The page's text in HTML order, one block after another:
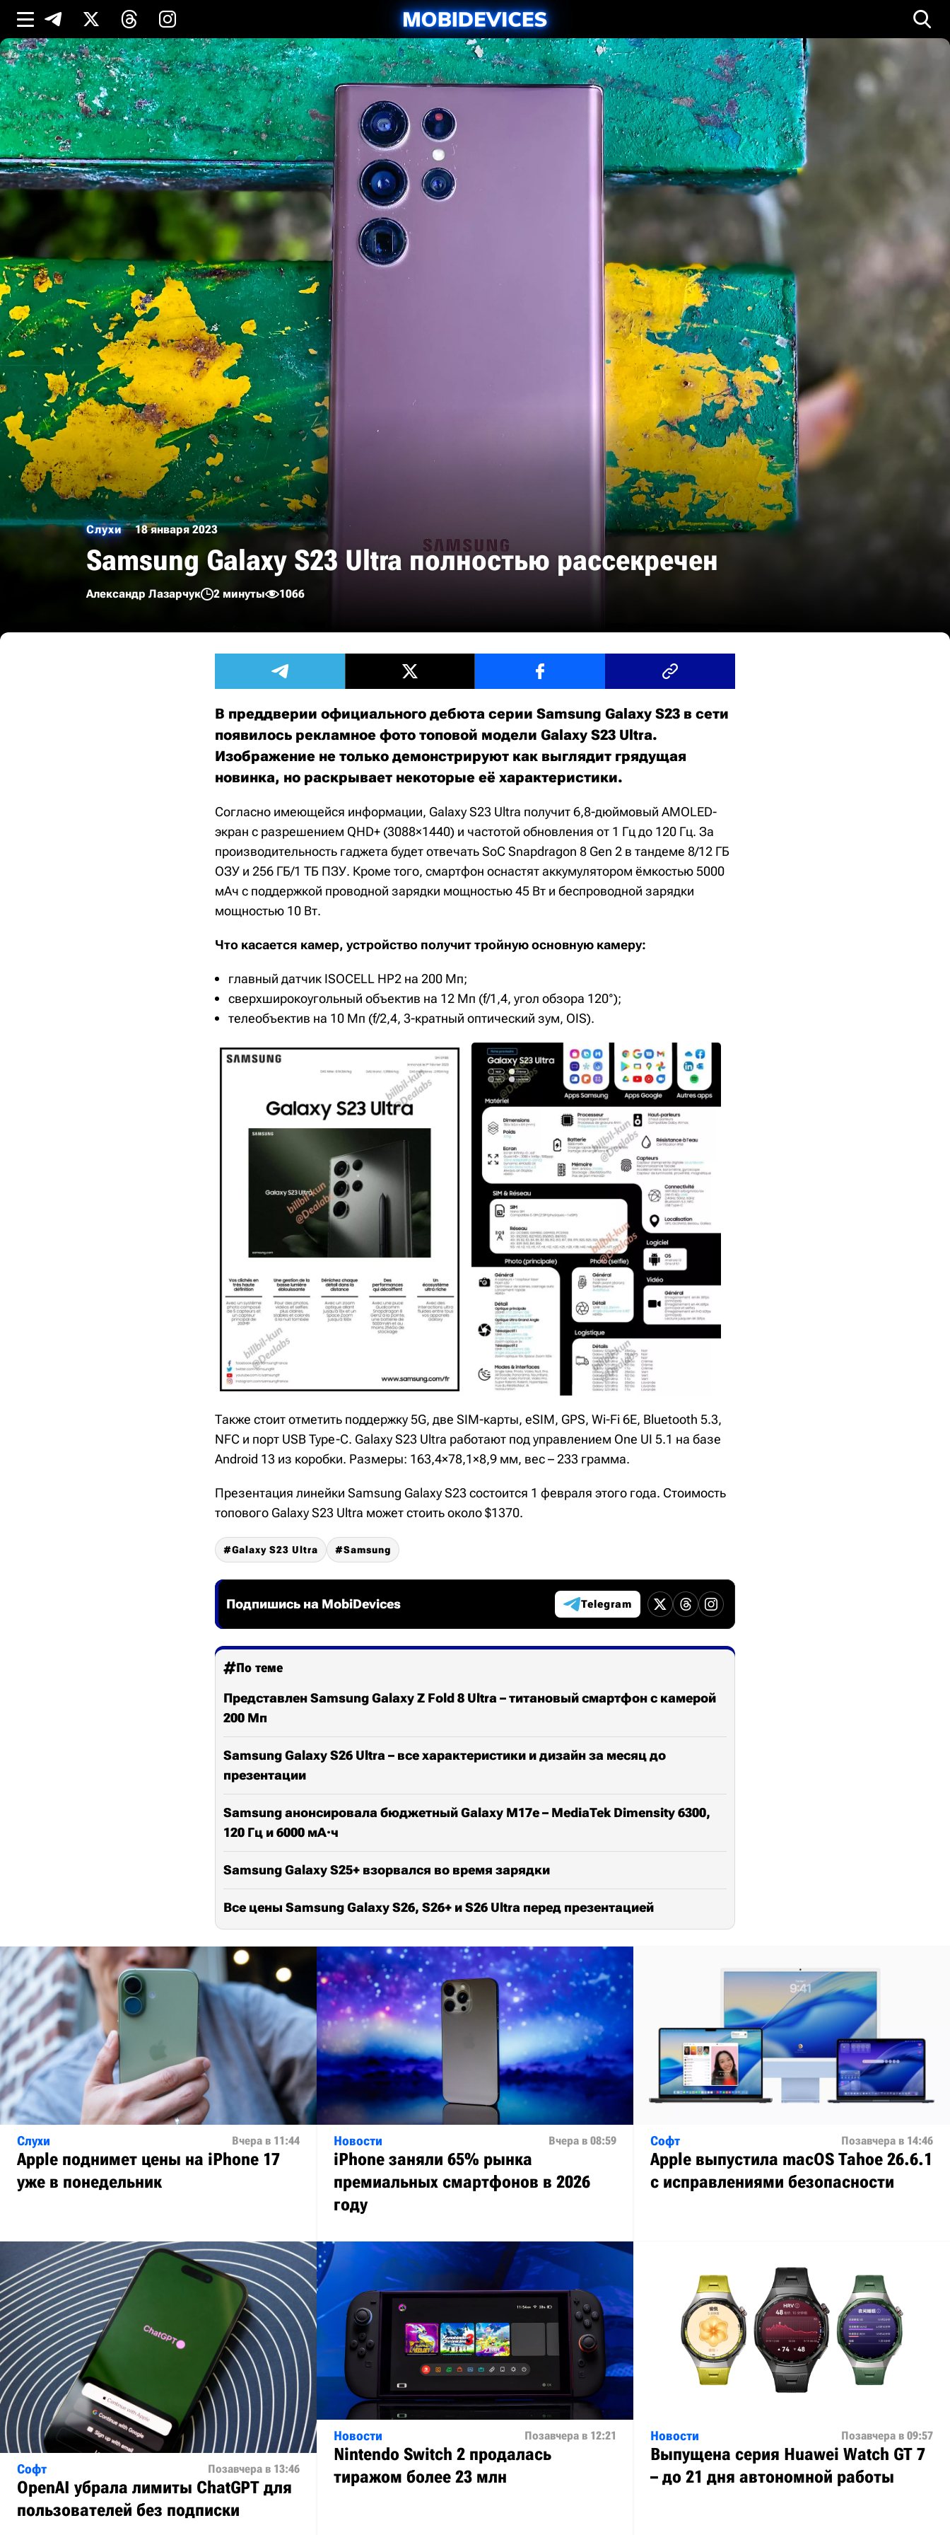
Слухи 18 января 2023
Samsung Galaxy S23 Ultra полностью рассекречен
Александр Лазарчук 2 минуты 1066
В преддверии официального дебюта серии Samsung Galaxy S23 в сети
появилось рекламное фото топовой модели Galaxy S23 Ultra.
Изображение не только демонстрируют как выглядит грядущая
новинка, но раскрывает некоторые её характеристики.
Согласно имеющейся информации, Galaxy S23 Ultra получит 6,8-дюймовый AMOLED-
экран с разрешением QHD+ (3088×1440) и частотой обновления от 1 Гц до 120 Гц. За
производительность гаджета будет отвечать SoC Snapdragon 8 Gen 2 в тандеме 8/12 ГБ
ОЗУ и 256 ГБ/1 ТБ ПЗУ. Кроме того, смартфон оснастят аккумулятором ёмкостью 5000
мАч с поддержкой проводной зарядки мощностью 45 Вт и беспроводной зарядки
мощностью 10 Вт.
Что касается камер, устройство получит тройную основную камеру:
главный датчик ISOCELL HP2 на 200 Мп;
сверхширокоугольный объектив на 12 Мп (f/1,4, угол обзора 120°);
телеобъектив на 10 Мп (f/2,4, 3-кратный оптический зум, OIS).
Также стоит отметить поддержку 5G, две SIM-карты, eSIM, GPS, Wi-Fi 6E, Bluetooth 5.3,
NFC и порт USB Type-C. Galaxy S23 Ultra работают под управлением One UI 5.1 на базе
Android 13 из коробки. Размеры: 163,4×78,1×8,9 мм, вес – 233 грамма.
Презентация линейки Samsung Galaxy S23 состоится 1 февраля этого года. Стоимость
топового Galaxy S23 Ultra может стоить около $1370.
Galaxy S23 Ultra Samsung
Подпишись на MobiDevices Telegram
По теме
Представлен Samsung Galaxy Z Fold 8 Ultra – титановый смартфон с камерой
200 Мп
Samsung Galaxy S26 Ultra – все характеристики и дизайн за месяц до
презентации
Samsung анонсировала бюджетный Galaxy M17e – MediaTek Dimensity 6300,
120 Гц и 6000 мА·ч
Samsung Galaxy S25+ взорвался во время зарядки
Все цены Samsung Galaxy S26, S26+ и S26 Ultra перед презентацией
Слухи Вчера в 11:44
Apple поднимет цены на iPhone 17
уже в понедельник
Новости Вчера в 08:59
iPhone заняли 65% рынка
премиальных смартфонов в 2026
году
Софт Позавчера в 14:46
Apple выпустила macOS Tahoe 26.6.1
с исправлениями безопасности
Софт Позавчера в 13:46
OpenAI убрала лимиты ChatGPT для
пользователей без подписки
Новости Позавчера в 12:21
Nintendo Switch 2 продалась
тиражом более 23 млн
Новости Позавчера в 09:57
Выпущена серия Huawei Watch GT 7
– до 21 дня автономной работы